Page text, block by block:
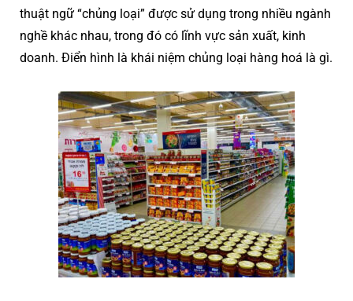
thuật ngữ “chủng loại” được sử dụng trong nhiều ngành
nghề khác nhau, trong đó có lĩnh vực sản xuất, kinh
doanh. Điển hình là khái niệm chủng loại hàng hoá là gì.